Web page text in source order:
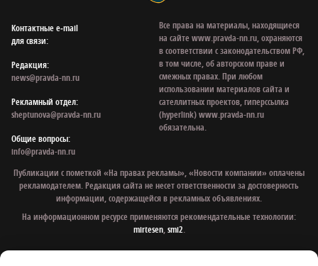
Контактные e‑mail
для связи:
Редакция:
news@pravda-nn.ru
Рекламный отдел:
sheptunova@pravda-nn.ru
Общие вопросы:
info@pravda-nn.ru
Все права на материалы, находящиеся
на сайте www.pravda-nn.ru, охраняются
в соответствии с законодательством РФ,
в том числе, об авторском праве и
смежных правах. При любом
использовании материалов сайта и
сателлитных проектов, гиперссылка
(hyperlink) www.pravda-nn.ru
обязательна.
Публикации с пометкой «На правах рекламы», «Новости компании» оплачены
рекламодателем. Редакция сайта не несет ответственности за достоверность
информации, содержащейся в рекламных объявлениях.
На информационном ресурсе применяются рекомендательные технологии:
mirtesen,smi2.